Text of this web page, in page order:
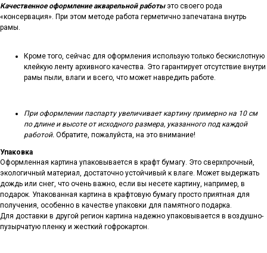
Качественное оформление акварельной работы это своего рода
«консервация». При этом методе работа герметично запечатана внутрь
рамы.
Кроме того, сейчас для оформления использую только бескислотную
клейкую ленту архивного качества. Это гарантирует отсутствие внутри
рамы пыли, влаги и всего, что может навредить работе.
При оформлении паспарту увеличивает картину примерно на 10 см
по длине и высоте от исходного размера, указанного под каждой
работой. Обратите, пожалуйста, на это внимание!
Упаковка
Оформленная картина упаковывается в крафт бумагу. Это сверхпрочный,
экологичный материал, достаточно устойчивый к влаге. Может выдержать
дождь или снег, что очень важно, если вы несете картину, например, в
подарок. Упакованная картина в крафтовую бумагу просто приятная для
получения, особенно в качестве упаковки для памятного подарка.
Для доставки в другой регион картина надежно упаковывается в воздушно-
пузырчатую пленку и жесткий гофрокартон.